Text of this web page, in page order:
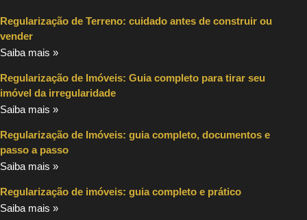
Regularização de Terreno: cuidado antes de construir ou
vender
Saiba mais »
Regularização de Imóveis: Guia completo para tirar seu
imóvel da irregularidade
Saiba mais »
Regularização de Imóveis: guia completo, documentos e
passo a passo
Saiba mais »
Regularização de imóveis: guia completo e prático
Saiba mais »